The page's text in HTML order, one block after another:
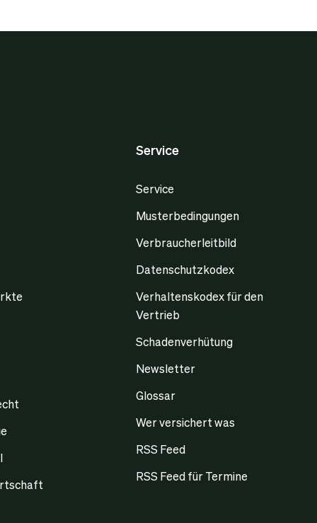
Service
Service
Musterbedingungen
Verbraucherleitbild
Datenschutzkodex
Verhaltenskodex für den
Vertrieb
Schadenverhütung
Newsletter
Glossar
Wer versichert was
RSS Feed
RSS Feed für Termine